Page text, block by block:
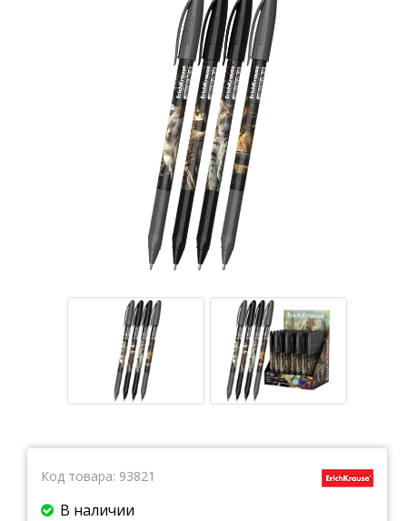
Ватманы, калька, бумага миллиметровая, форматки
Бумага для художественных и дизайнерских работ
Грамоты, дипломы, благодарности
Канцелярские книги, книги учета
Бумага писчая, газетная, копирка
Бумага в рулоне и стопе
Код товара: 93821
В наличии